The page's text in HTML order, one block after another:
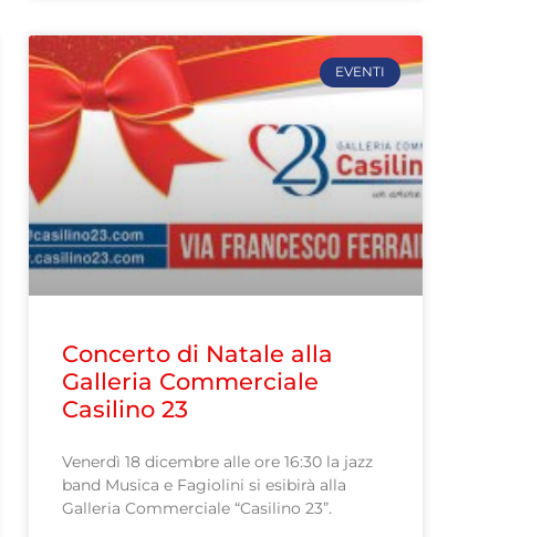
EVENTI
Concerto di Natale alla
Galleria Commerciale
Casilino 23
Venerdì 18 dicembre alle ore 16:30 la jazz
band Musica e Fagiolini si esibirà alla
Galleria Commerciale “Casilino 23”.